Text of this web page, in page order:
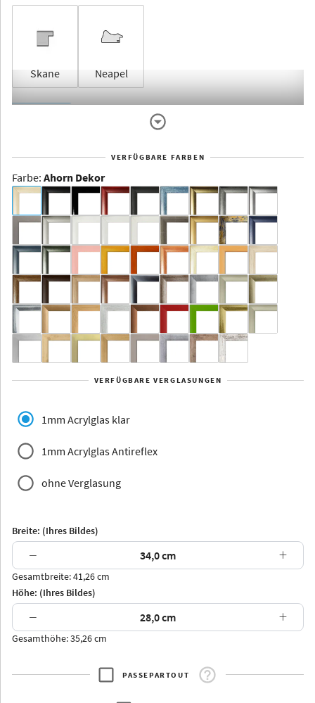
Skane Neapel
Dakota -
Rahmenloser
Aluminium
Yukon Alaska
Jersey Dauphine
Arran Luzern
Thurgau
VERFÜGBARE FARBEN
Farbe: Ahorn Dekor
VERFÜGBARE VERGLASUNGEN
1mm Acrylglas klar
1mm Acrylglas Antireflex
ohne Verglasung
Breite: (Ihres Bildes)
− +
Gesamtbreite: 41,26 cm
Höhe: (Ihres Bildes)
− +
Gesamthöhe: 35,26 cm
PASSEPARTOUT